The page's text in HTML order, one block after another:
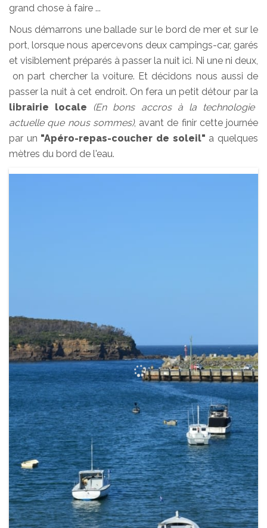
grand chose à faire ...
Nous démarrons une ballade sur le bord de mer et sur le
port, lorsque nous apercevons deux campings-car, garés
et visiblement préparés à passer la nuit ici. Ni une ni deux,
on part chercher la voiture. Et décidons nous aussi de
passer la nuit à cet endroit. On fera un petit détour par la
librairie locale
(En bons accros à la technologie
actuelle que nous sommes), avant de finir cette journée
par un "Apéro-repas-coucher de soleil" a quelques
mètres du bord de l'eau.